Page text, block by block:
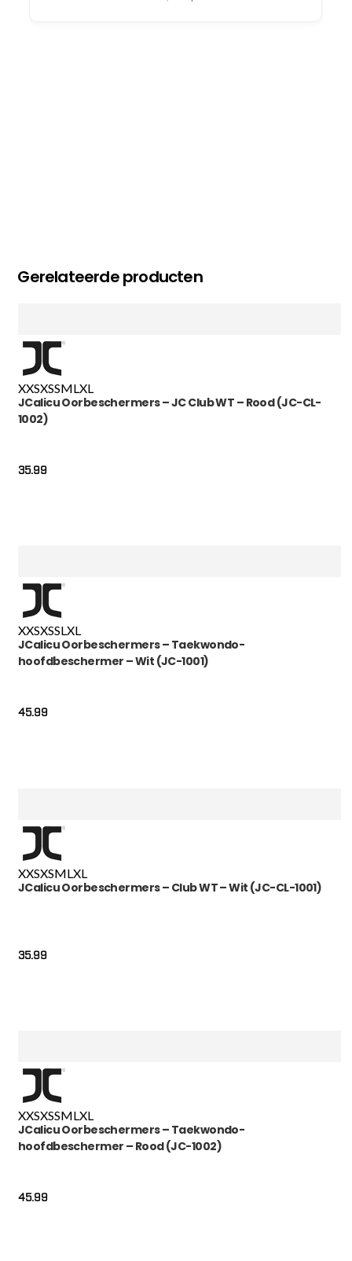
Gerelateerde producten
XXSXSSML XL
JCalicu Oorbeschermers – JC Club WT – Rood (JC-CL-
1002)
35.99
XXSXSSLXL
JCalicu Oorbeschermers – Taekwondo-
hoofdbeschermer – Wit (JC-1001)
45.99
XXSXSML XL
JCalicu Oorbeschermers – Club WT – Wit (JC-CL-1001)
35.99
XXSXSSMLXL
JCalicu Oorbeschermers – Taekwondo-
hoofdbeschermer – Rood (JC-1002)
45.99